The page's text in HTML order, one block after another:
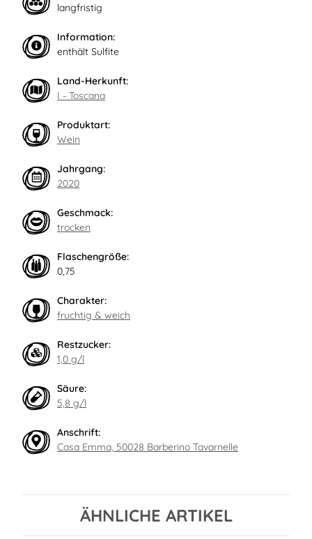
langfristig
Information:
enthält Sulfite
Land-Herkunft:
I - Toscana
Produktart:
Wein
Jahrgang:
2020
Geschmack:
trocken
Flaschengröße:
0,75
Charakter:
fruchtig & weich
Restzucker:
1,0 g/l
Säure:
5,8 g/l
Anschrift:
Casa Emma, 50028 Barberino Tavarnelle
ÄHNLICHE ARTIKEL